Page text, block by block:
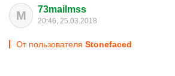
M 73mailmss
20:46, 25.03.2018
От пользователя Stonefaced